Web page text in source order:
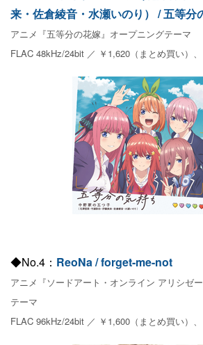
来・佐倉綾音・水瀬いのり） / 五等分
アニメ『五等分の花嫁』オープニングテーマ
FLAC 48kHz/24bit ／ ￥1,620（まとめ買い）、
◆No.4： ReoNa / forget-me-not
アニメ『ソードアート・オンライン アリシゼ
テーマ
FLAC 96kHz/24bit ／ ￥1,600（まとめ買い）、